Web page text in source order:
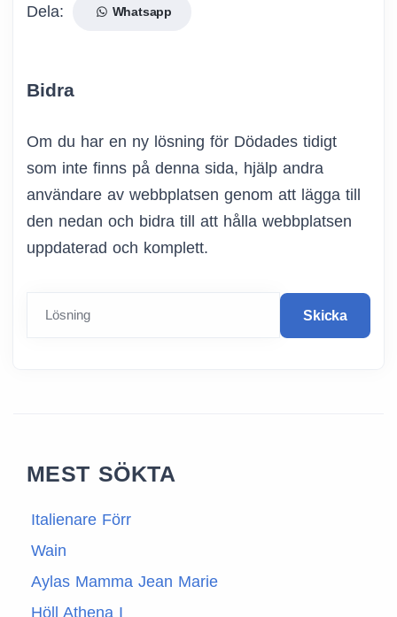
Dela: Whatsapp
Bidra
Om du har en ny lösning för Dödades tidigt
som inte finns på denna sida, hjälp andra
användare av webbplatsen genom att lägga till
den nedan och bidra till att hålla webbplatsen
uppdaterad och komplett.
Lösning Skicka
MEST SÖKTA
Italienare Förr
Wain
Aylas Mamma Jean Marie
Höll Athena I